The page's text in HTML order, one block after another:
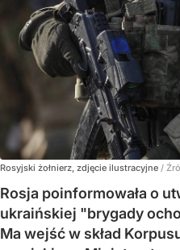
Rosyjski żołnierz, zdjęcie ilustracyjne /
Rosja poinformowała o
ukraińskiej "brygady
Ma wejść w skład